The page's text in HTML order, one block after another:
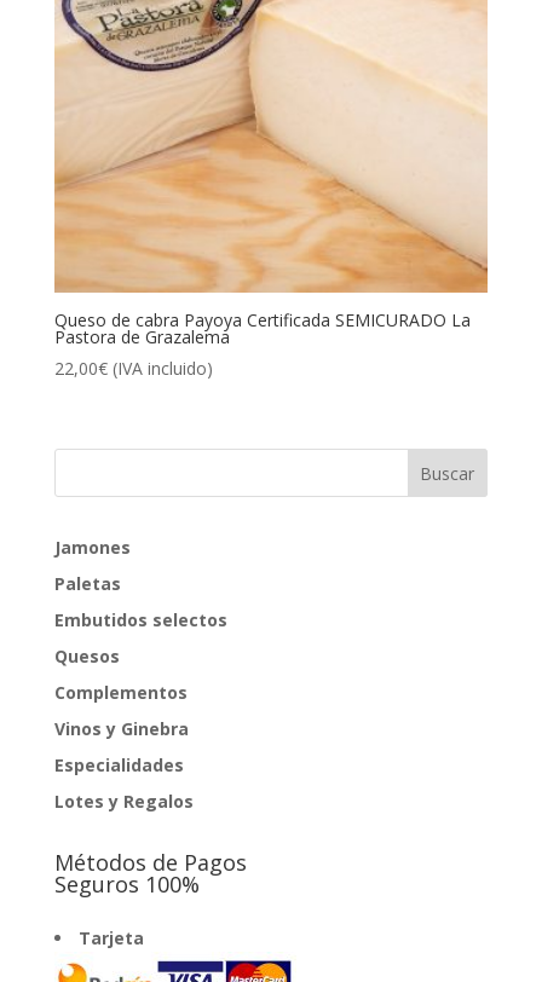
Queso de cabra Payoya Certificada SEMICURADO La
Pastora de Grazalema
22,00€ (IVA incluido)
Jamones
Paletas
Embutidos selectos
Quesos
Complementos
Vinos y Ginebra
Especialidades
Lotes y Regalos
Métodos de Pagos
Seguros 100%
Tarjeta